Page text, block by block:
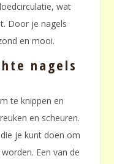
wat
Door je nagels
en mooi.
nagels
te knippen en
en scheuren.
je kunt doen om
Een van de